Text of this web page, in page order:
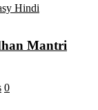
Mantri
0